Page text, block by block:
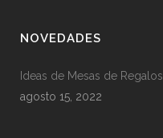
NOVEDADES
Ideas de Mesas de Regalos
agosto 15, 2022